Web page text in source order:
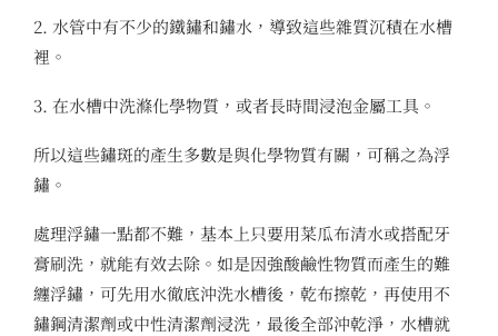
2. 水管中有不少的鐵鏽和鏽水，導致這些雜質沉積在水槽
裡。
3. 在水槽中洗滌化學物質，或者長時間浸泡金屬工具。
所以這些鏽斑的產生多數是與化學物質有關，可稱之為浮
鏽。
處理浮鏽一點都不難，基本上只要用菜瓜布清水或搭配牙
膏刷洗，就能有效去除。如是因強酸鹼性物質而產生的難
纏浮鏽，可先用水徹底沖洗水槽後，乾布擦乾，再使用不
鏽鋼清潔劑或中性清潔劑浸洗，最後全部沖乾淨，水槽就